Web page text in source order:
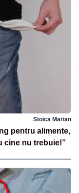
Stoica Marian
pentru alimente,
cine nu trebuie!”